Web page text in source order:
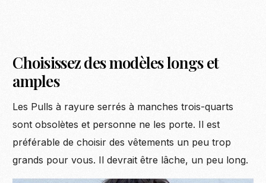
Choisissez des modèles longs et
amples
Les Pulls à rayure serrés à manches trois-quarts
sont obsolètes et personne ne les porte. Il est
préférable de choisir des vêtements un peu trop
grands pour vous. Il devrait être lâche, un peu long.